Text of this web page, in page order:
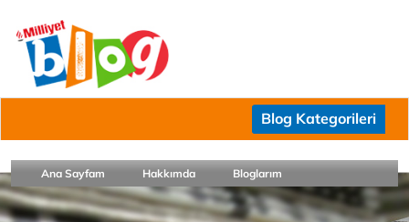
Blog Kategorileri
Ana Sayfam Hakkımda Bloglarım